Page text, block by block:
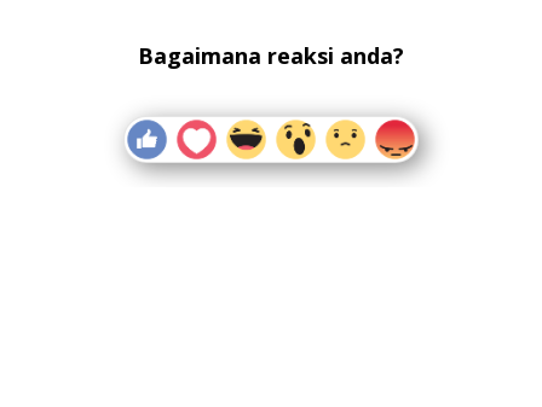
Bagaimana reaksi anda?